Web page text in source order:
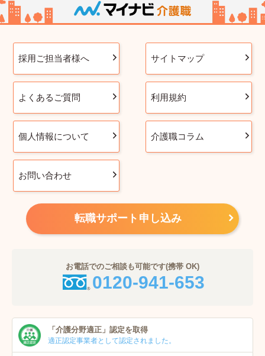
採用ご担当者様へ サイトマップ
よくあるご質問 利用規約
個人情報について 介護職コラム
お問い合わせ
転職サポート申し込み
お電話でのご相談も可能です(携帯 OK)
0120-941-653
「介護分野適正」 認定を取得
適正認定事業者として認定されました。